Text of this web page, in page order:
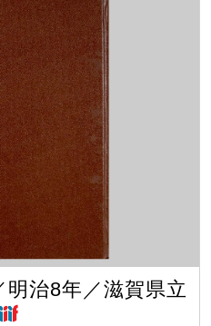
治8年／滋賀県立